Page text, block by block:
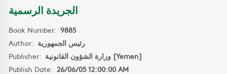
الجريدة الرسمية
Book Number: 9885
Author: رئيس الجمهورية
Publisher:
وزارة الشؤون القانونية [Yemen]
Publish Date: 26/06/05 12:00:00 AM